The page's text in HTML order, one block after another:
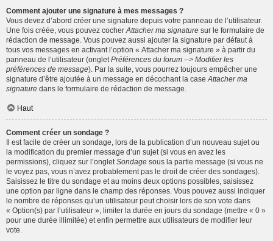
Comment ajouter une signature à mes messages ?
Vous devez d’abord créer une signature depuis votre panneau de l’utilisateur.
Une fois créée, vous pouvez cocher Attacher ma signature sur le formulaire de
rédaction de message. Vous pouvez aussi ajouter la signature par défaut à
tous vos messages en activant l’option « Attacher ma signature » à partir du
panneau de l’utilisateur (onglet Préférences du forum --> Modifier les
préférences de message). Par la suite, vous pourrez toujours empêcher une
signature d’être ajoutée à un message en décochant la case Attacher ma
signature dans le formulaire de rédaction de message.
Haut
Comment créer un sondage ?
Il est facile de créer un sondage, lors de la publication d’un nouveau sujet ou
la modification du premier message d’un sujet (si vous en avez les
permissions), cliquez sur l’onglet Sondage sous la partie message (si vous ne
le voyez pas, vous n’avez probablement pas le droit de créer des sondages).
Saisissez le titre du sondage et au moins deux options possibles, saisissez
une option par ligne dans le champ des réponses. Vous pouvez aussi indiquer
le nombre de réponses qu’un utilisateur peut choisir lors de son vote dans
« Option(s) par l’utilisateur », limiter la durée en jours du sondage (mettre « 0 »
pour une durée illimitée) et enfin permettre aux utilisateurs de modifier leur
vote.